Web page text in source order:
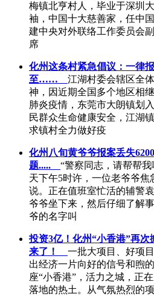
梅镇北亨村人，毕业于深圳
袖，中国十大慈善家，任中
建中央对外联络工作委员会
席
化州这条村紧急倡议：一律
至……
江湖村委会辖区全
神，因近期全国多个地区相
肺炎疫情，东莞市大朗镇划
民群众生命健康安全，江湖
求镇村全力做好疫
化州八旬黄爷爷报案丢失
题.....
“警察同志，请帮帮
天下午5时许，一位老爷爷
说。正在值班室忙活的辅警
爷爷坐下来，然后仔细了解
爷的名字叫
投资3亿！化州“小香港”再次
来了！
一批大项目、好项
出经济一片向好的信号和煦
座“小香港”，活力之城，正
落地的热土。从气氛热烈的